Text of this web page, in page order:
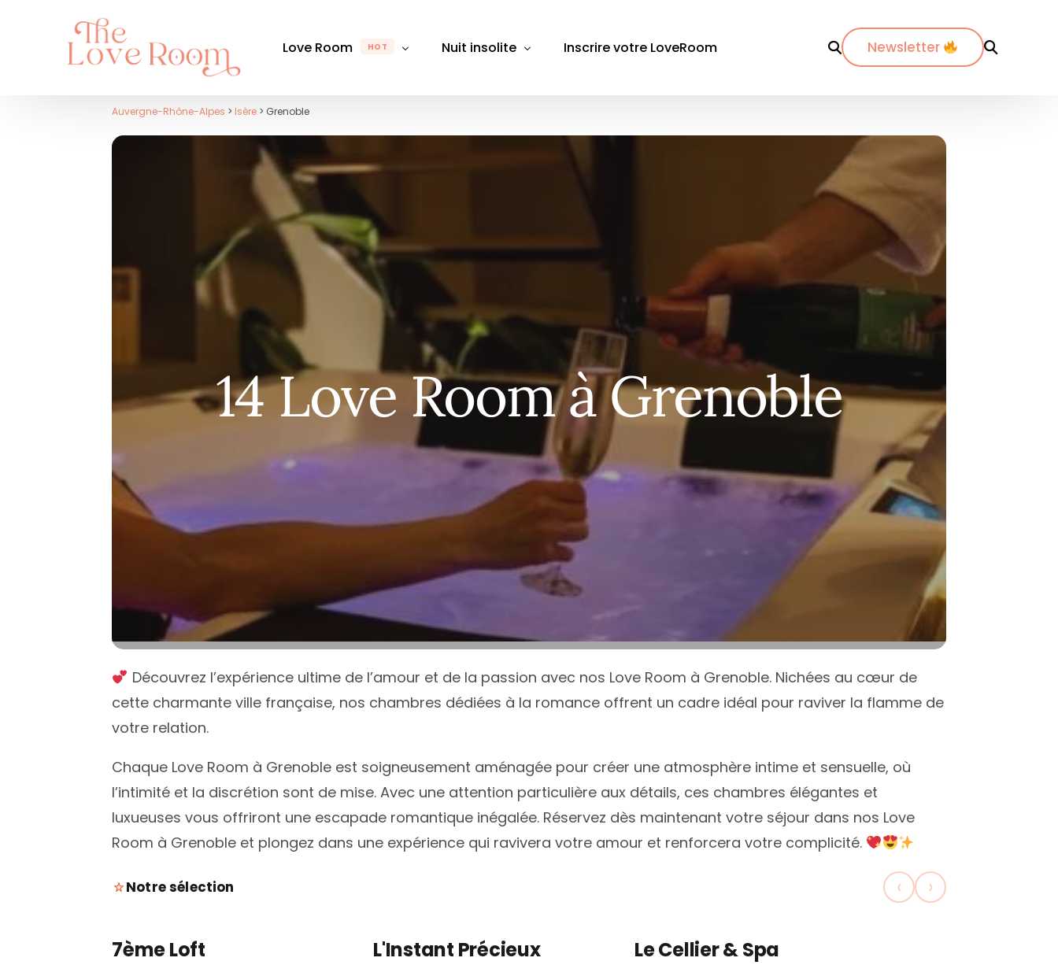
Love Room HOT
Auvergne-Rhône-Alpes
Bourgogne-Franche-Comté
Bretagne
Centre-Val de Loire
Hauts-de-France
Île de France
Normandie
Nouvelle-Aquitaine
Pays de la Loire
Aveyron
Bouches du Rhône
Charente
Charente-Maritime
Côte-d’Or
Côte d’Armor
Deux-Sèvres
Tous les départements
Lyon
Metz
Montpellier
Nantes
Paris
Toulouse
Tours
Toutes les villes
Nuit insolite
Centre-Val de Loire
Grand Est
Hauts-de-France
Île-de-France
Normandie
Nouvelle-Aquitaine
Pays de la Loire
Provence-Alpes-Côte d’Azur
Charente-Maritime
Gard
Gironde
Haute-Garonne
Haute-Savoie
Hérault
Jura
Loire-Atlantique
Pyrénées-Orientales
Par ville
Bordeaux
La Rochelle
Marseille
Nice
Montpellier
Paris
Toulouse
Inscrire votre LoveRoom Newsletter
Auvergne-Rhône-Alpes > Isère > Grenoble
14 Love Room à Grenoble
Découvrez l’expérience ultime de l’amour et de la passion avec nos Love Room à Grenoble. Nichées au cœur de
cette charmante ville française, nos chambres dédiées à la romance offrent un cadre idéal pour raviver la flamme de
votre relation.
Chaque Love Room à Grenoble est soigneusement aménagée pour créer une atmosphère intime et sensuelle, où
l’intimité et la discrétion sont de mise. Avec une attention particulière aux détails, ces chambres élégantes et
luxueuses vous offriront une escapade romantique inégalée. Réservez dès maintenant votre séjour dans nos Love
Room à Grenoble et plongez dans une expérience qui ravivera votre amour et renforcera votre complicité.
Notre sélection ‹ ›
7ème Loft L'Instant Précieux Le Cellier & Spa